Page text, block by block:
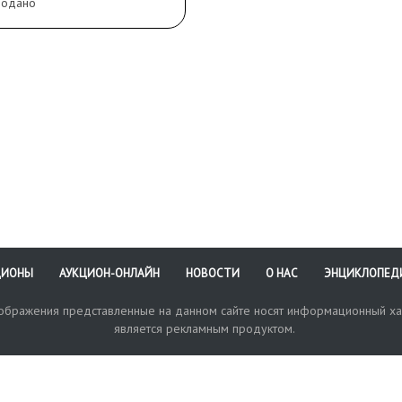
АУКЦИОН-ОНЛАЙН НОВОСТИ О НАС
представленные на данном сайте носят информационный
является рекламным продуктом.